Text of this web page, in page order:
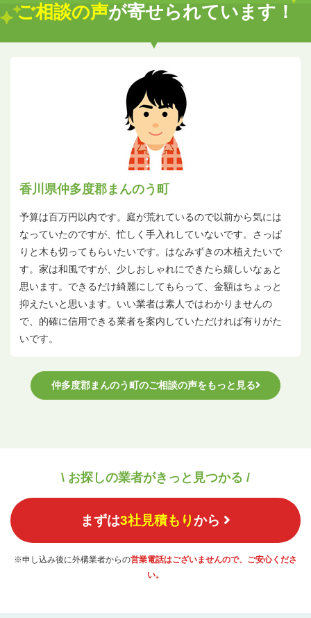
ご相談の声が寄せられています！
香川県仲多度郡まんのう町
予算は百万円以内です。庭が荒れているので以前から気には
なっていたのですが、忙しく手入れしていないです。さっぱ
りと木も切ってもらいたいです。はなみずきの木植えたいで
す。家は和風ですが、少しおしゃれにできたら嬉しいなぁと
思います。できるだけ綺麗にしてもらって、金額はちょっと
抑えたいと思います。いい業者は素人ではわかりませんの
で、的確に信用できる業者を案内していただければ有りがた
いです。
仲多度郡まんのう町のご相談の声をもっと見る
\ お探しの業者がきっと見つかる /
まずは3社見積もりから
※申し込み後に外構業者からの営業電話はございませんので、ご安心くださ
い。